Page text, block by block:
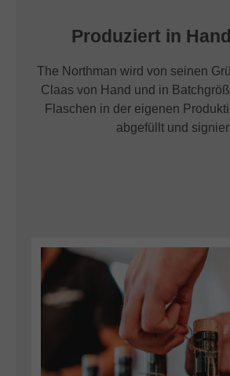
Produziert in
The Northman wird von seinen
Claas von Hand und in
Flaschen in der eigenen
abgefüllt und